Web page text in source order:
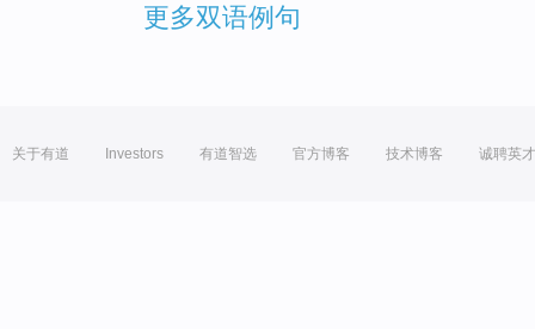
更多双语例句
关于有道 Investors 有道智选 官方博客 技术博客 诚聘英才